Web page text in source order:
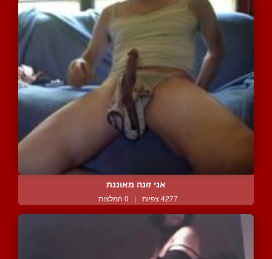
אני זונה מאוננת
4277 צפיות | 0 המלצות